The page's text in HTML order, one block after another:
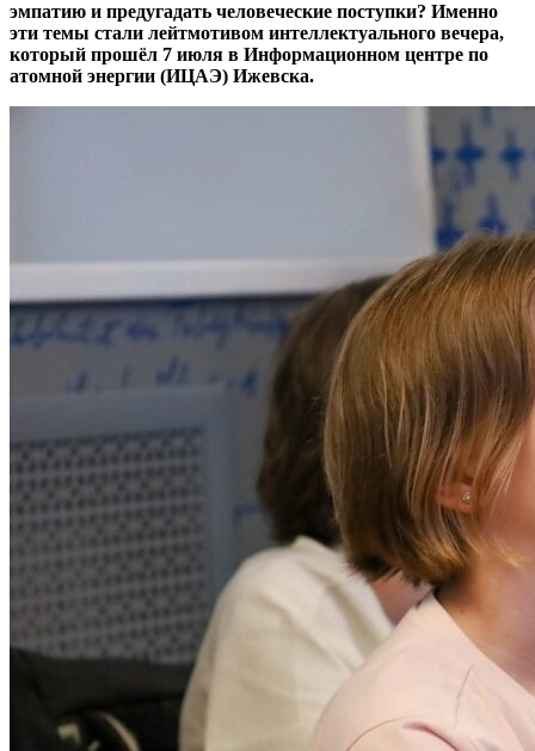
эмпатию и предугадать человеческие поступки? Именно
эти темы стали лейтмотивом интеллектуального вечера,
который прошёл 7 июля в Информационном центре по
атомной энергии (ИЦАЭ) Ижевска.